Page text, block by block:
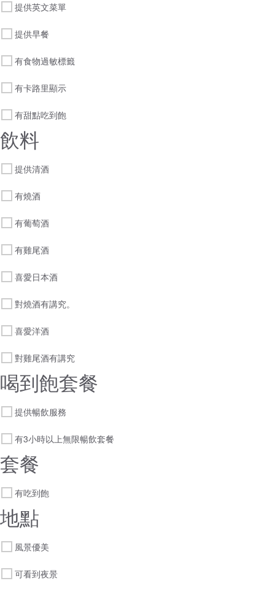
提供英文菜單
提供早餐
有食物過敏標籤
有卡路里顯示
有甜點吃到飽
飲料
提供清酒
有燒酒
有葡萄酒
有雞尾酒
喜愛日本酒
對燒酒有講究。
喜愛洋酒
對雞尾酒有講究
喝到飽套餐
提供暢飲服務
有3小時以上無限暢飲套餐
套餐
有吃到飽
地點
風景優美
可看到夜景